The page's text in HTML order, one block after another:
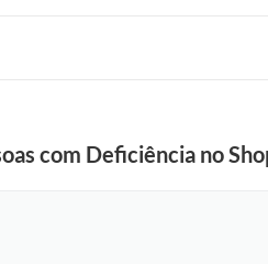
com Deficiência no